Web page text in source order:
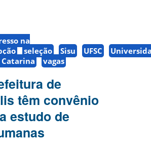
na
seleção Sisu UFSC
Catarina
vagas
de
têm convênio
estudo de